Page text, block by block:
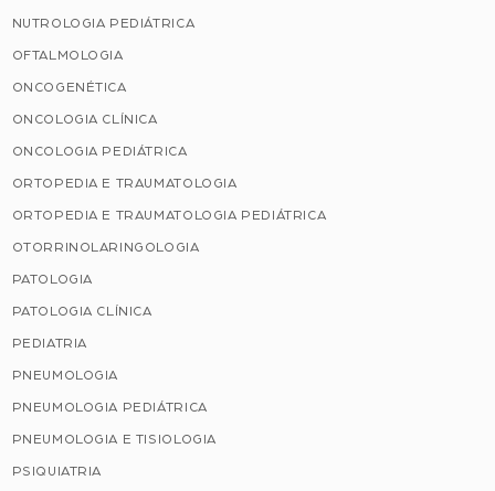
NUTROLOGIA PEDIÁTRICA
OFTALMOLOGIA
ONCOGENÉTICA
ONCOLOGIA CLÍNICA
ONCOLOGIA PEDIÁTRICA
ORTOPEDIA E TRAUMATOLOGIA
ORTOPEDIA E TRAUMATOLOGIA PEDIÁTRICA
OTORRINOLARINGOLOGIA
PATOLOGIA
PATOLOGIA CLÍNICA
PEDIATRIA
PNEUMOLOGIA
PNEUMOLOGIA PEDIÁTRICA
PNEUMOLOGIA E TISIOLOGIA
PSIQUIATRIA